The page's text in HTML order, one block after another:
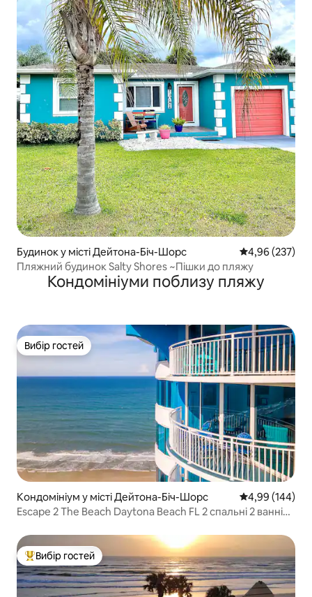
Будинок у місті Дейтона-Біч-Шорс Середня
4,96 (237)
Пляжний будинок Salty Shores ~Пішки до пляжу
Кондомініуми поблизу пляжу
Вибір гостей
Вибір гостей
Кондомініум у місті Дейтона-Біч-Шорс Середня
4,99 (144)
Escape 2 The Beach Daytona Beach FL 2 спальні 2 ванні
Топ вибір гостей
Вибір гостей